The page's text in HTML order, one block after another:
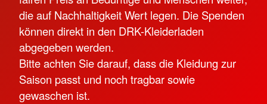
die auf Nachhaltigkeit Wert legen. Die Spenden
können direkt in den DRK-Kleiderladen
abgegeben werden.
Bitte achten Sie darauf, dass die Kleidung zur
Saison passt und noch tragbar sowie
gewaschen ist.